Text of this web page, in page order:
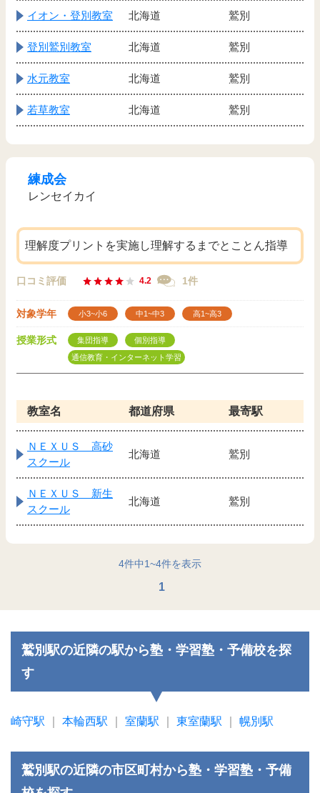
イオン・登別教室 北海道 鷲別
登別鷲別教室 北海道 鷲別
水元教室 北海道 鷲別
若草教室 北海道 鷲別
練成会
レンセイカイ
理解度プリントを実施し理解するまでとことん指導
口コミ評価 4.2 1件
対象学年 小3~小6 中1~中3 高1~高3
授業形式 集団指導
個別指導
通信教育・インターネット学習
教室名 都道府県 最寄駅
ＮＥＸＵＳ 高砂
スクール
北海道 鷲別
ＮＥＸＵＳ 新生
スクール
北海道 鷲別
4件中1~4件を表示
1
鷲別駅の近隣の駅から塾・学習塾・予備校を探
す
崎守駅 本輪西駅 室蘭駅 東室蘭駅 幌別駅
鷲別駅の近隣の市区町村から塾・学習塾・予備